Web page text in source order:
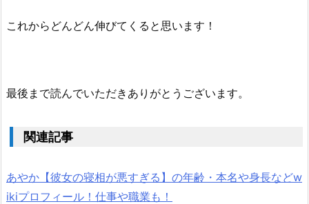
これからどんどん伸びてくると思います！
最後まで読んでいただきありがとうございます。
関連記事
あやか【彼女の寝相が悪すぎる】の年齢・本名や身長などw
ikiプロフィール！仕事や職業も！